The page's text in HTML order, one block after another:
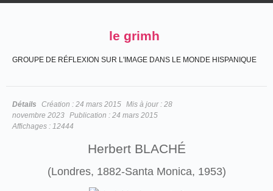
le grimh
GROUPE DE RÉFLEXION SUR L'IMAGE DANS LE MONDE HISPANIQUE
Détails Création : 24 mars 2015 Mis à jour : 28
novembre 2023 Publication : 24 mars 2015
Affichages : 12444
Herbert BLACHÉ
(Londres, 1882-Santa Monica, 1953)